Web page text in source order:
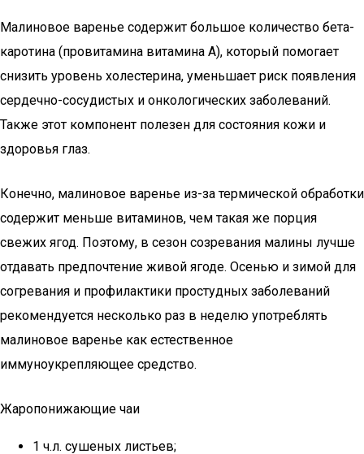
Малиновое варенье содержит большое количество бета-
каротина (провитамина витамина А), который помогает
снизить уровень холестерина, уменьшает риск появления
сердечно-сосудистых и онкологических заболеваний.
Также этот компонент полезен для состояния кожи и
здоровья глаз.
Конечно, малиновое варенье из-за термической обработки
содержит меньше витаминов, чем такая же порция
свежих ягод. Поэтому, в сезон созревания малины лучше
отдавать предпочтение живой ягоде. Осенью и зимой для
согревания и профилактики простудных заболеваний
рекомендуется несколько раз в неделю употреблять
малиновое варенье как естественное
иммуноукрепляющее средство.
Жаропонижающие чаи
1 ч.л. сушеных листьев;